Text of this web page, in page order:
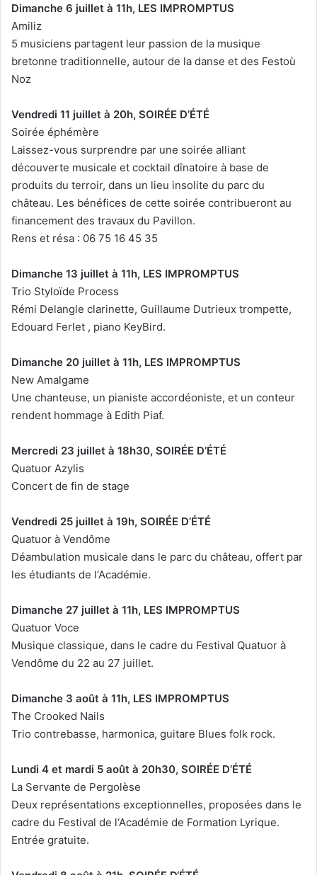
Dimanche 6 juillet à 11h, LES IMPROMPTUS
Amiliz
5 musiciens partagent leur passion de la musique
bretonne traditionnelle, autour de la danse et des Festoù
Noz
Vendredi 11 juillet à 20h, SOIRÉE D’ÉTÉ
Soirée éphémère
Laissez-vous surprendre par une soirée alliant
découverte musicale et cocktail dînatoire à base de
produits du terroir, dans un lieu insolite du parc du
château. Les bénéfices de cette soirée contribueront au
financement des travaux du Pavillon.
Rens et résa : 06 75 16 45 35
Dimanche 13 juillet à 11h, LES IMPROMPTUS
Trio Styloïde Process
Rémi Delangle clarinette, Guillaume Dutrieux trompette,
Edouard Ferlet , piano KeyBird.
Dimanche 20 juillet à 11h, LES IMPROMPTUS
New Amalgame
Une chanteuse, un pianiste accordéoniste, et un conteur
rendent hommage à Edith Piaf.
Mercredi 23 juillet à 18h30, SOIRÉE D’ÉTÉ
Quatuor Azylis
Concert de fin de stage
Vendredi 25 juillet à 19h, SOIRÉE D’ÉTÉ
Quatuor à Vendôme
Déambulation musicale dans le parc du château, offert par
les étudiants de l‘Académie.
Dimanche 27 juillet à 11h, LES IMPROMPTUS
Quatuor Voce
Musique classique, dans le cadre du Festival Quatuor à
Vendôme du 22 au 27 juillet.
Dimanche 3 août à 11h, LES IMPROMPTUS
The Crooked Nails
Trio contrebasse, harmonica, guitare Blues folk rock.
Lundi 4 et mardi 5 août à 20h30, SOIRÉE D’ÉTÉ
La Servante de Pergolèse
Deux représentations exceptionnelles, proposées dans le
cadre du Festival de l‘Académie de Formation Lyrique.
Entrée gratuite.